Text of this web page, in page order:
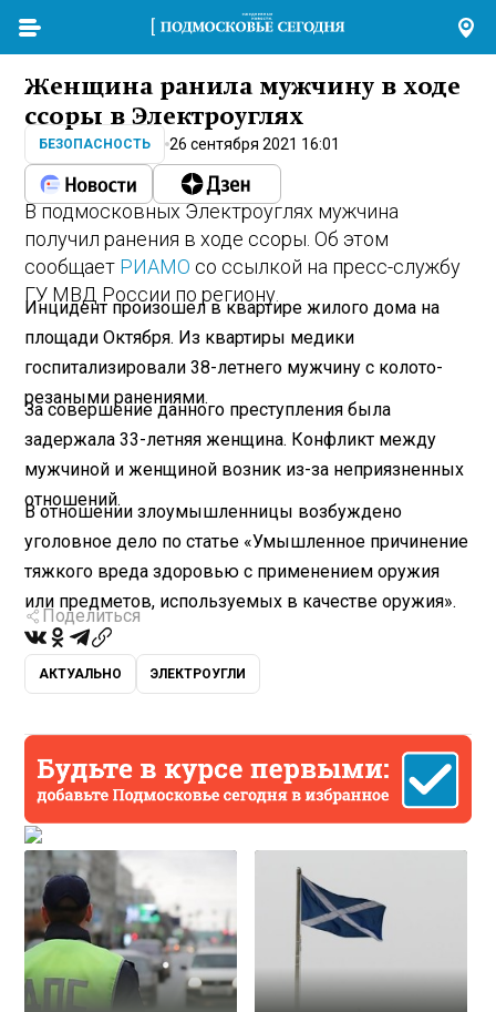
Женщина ранила мужчину в ходе
ссоры в Электроуглях
БЕЗОПАСНОСТЬ 26 сентября 2021 16:01
В подмосковных Электроуглях мужчина
получил ранения в ходе ссоры. Об этом
сообщает РИАМО со ссылкой на пресс-службу
ГУ МВД России по региону.
Инцидент произошел в квартире жилого дома на
площади Октября. Из квартиры медики
госпитализировали 38-летнего мужчину с колото-
резаными ранениями.
За совершение данного преступления была
задержала 33-летняя женщина. Конфликт между
мужчиной и женщиной возник из-за неприязненных
отношений.
В отношении злоумышленницы возбуждено
уголовное дело по статье «Умышленное причинение
тяжкого вреда здоровью с применением оружия
или предметов, используемых в качестве оружия».
Поделиться
АКТУАЛЬНО ЭЛЕКТРОУГЛИ